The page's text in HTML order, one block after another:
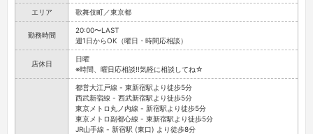
エリア 歌舞伎町／東京都
勤務時間
20:00〜LAST
週1日からOK（曜日・時間応相談）
店休日
日曜
※時間、曜日応相談!!気軽に相談してね☆
都営大江戸線 - 東新宿駅より徒歩5分
西武新宿線 - 西武新宿駅より徒歩5分
東京メトロ丸ノ内線 - 新宿駅より徒歩5分
東京メトロ副都心線 - 東新宿駅より徒歩5分
JR山手線 - 新宿駅 (東口) より徒歩8分